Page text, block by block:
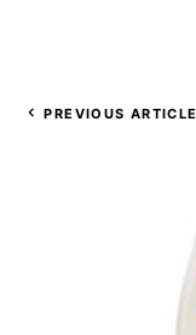
PREVIOUS ARTICLE